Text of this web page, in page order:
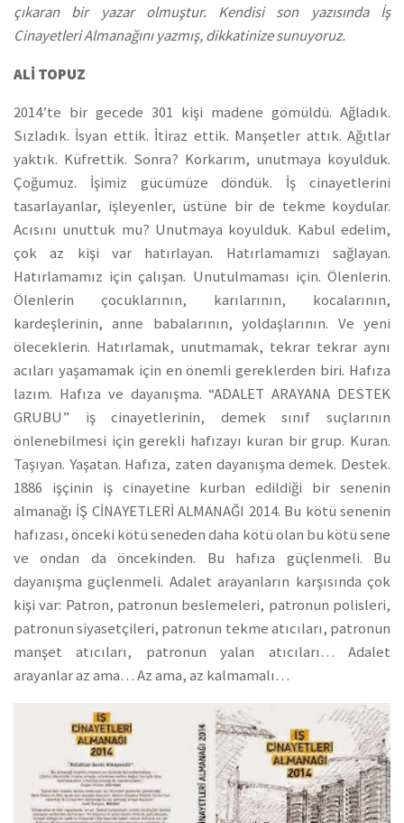
çıkaran bir yazar olmuştur. Kendisi son yazısında İş
Cinayetleri Almanağını yazmış, dikkatinize sunuyoruz.
ALİ TOPUZ
2014’te bir gecede 301 kişi madene gömüldü. Ağladık.
Sızladık. İsyan ettik. İtiraz ettik. Manşetler attık. Ağıtlar
yaktık. Küfrettik. Sonra? Korkarım, unutmaya koyulduk.
Çoğumuz. İşimiz gücümüze döndük. İş cinayetlerini
tasarlayanlar, işleyenler, üstüne bir de tekme koydular.
Acısını unuttuk mu? Unutmaya koyulduk. Kabul edelim,
çok az kişi var hatırlayan. Hatırlamamızı sağlayan.
Hatırlamamız için çalışan. Unutulmaması için. Ölenlerin.
Ölenlerin çocuklarının, karılarının, kocalarının,
kardeşlerinin, anne babalarının, yoldaşlarının. Ve yeni
öleceklerin. Hatırlamak, unutmamak, tekrar tekrar aynı
acıları yaşamamak için en önemli gereklerden biri. Hafıza
lazım. Hafıza ve dayanışma. “ADALET ARAYANA DESTEK
GRUBU” iş cinayetlerinin, demek sınıf suçlarının
önlenebilmesi için gerekli hafızayı kuran bir grup. Kuran.
Taşıyan. Yaşatan. Hafıza, zaten dayanışma demek. Destek.
1886 işçinin iş cinayetine kurban edildiği bir senenin
almanağı İŞ CİNAYETLERİ ALMANAĞI 2014. Bu kötü senenin
hafızası, önceki kötü seneden daha kötü olan bu kötü sene
ve ondan da öncekinden. Bu hafıza güçlenmeli. Bu
dayanışma güçlenmeli. Adalet arayanların karşısında çok
kişi var: Patron, patronun beslemeleri, patronun polisleri,
patronun siyasetçileri, patronun tekme atıcıları, patronun
manşet atıcıları, patronun yalan atıcıları… Adalet
arayanlar az ama… Az ama, az kalmamalı…